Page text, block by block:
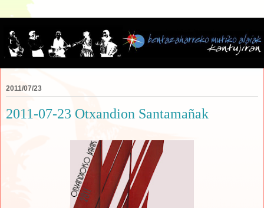
2011/07/23
2011-07-23 Otxandion Santamañak